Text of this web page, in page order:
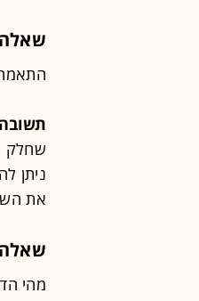
שאלה 10
שחלק
ניתן
את
שאלה 11
מהי